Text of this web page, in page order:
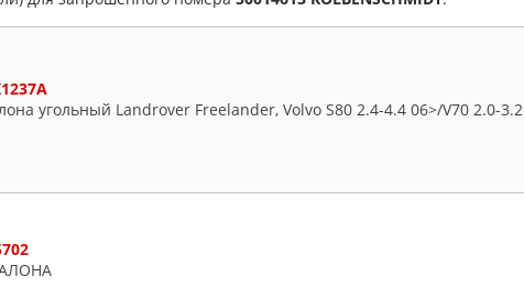
угольный Landrover Freelander, Volvo S80 2.4-4.4 06>/V70 2.0-3.2